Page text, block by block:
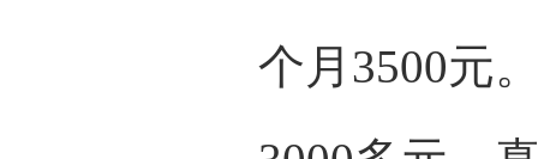
个月3500元